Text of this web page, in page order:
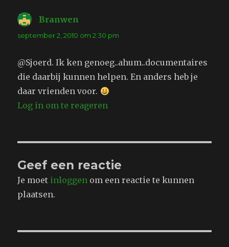
Branwen
september 2, 2010 om 2:30 pm
@Sjoerd. Ik ken genoeg..ahum..documentaires
die daarbij kunnen helpen. En anders heb je
daar vrienden voor.
Log in om te reageren
Geef een reactie
Je moet inloggen om een reactie te kunnen
plaatsen.